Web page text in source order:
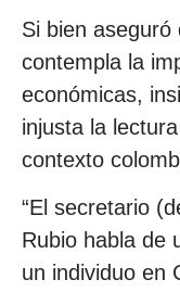
Si bien
contempla la
económicas,
injusta la
contexto
“El secretario
Rubio habla de
un individuo en